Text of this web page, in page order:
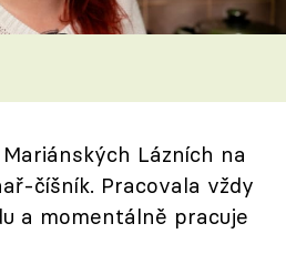
Lázních na
číšník. Pracovala vždy
a momentálně pracuje